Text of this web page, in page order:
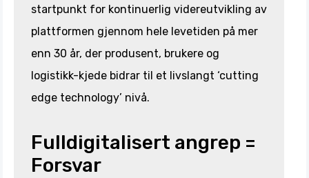
startpunkt for kontinuerlig videreutvikling av
plattformen gjennom hele levetiden på mer
enn 30 år, der produsent, brukere og
logistikk-kjede bidrar til et livslangt ‘cutting
edge technology’ nivå.
Fulldigitalisert angrep =
Forsvar